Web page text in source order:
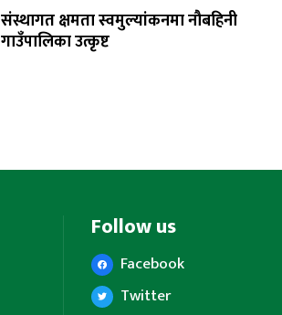
संस्थागत क्षमता स्वमुल्यांकनमा नौबहिनी
गाउँपालिका उत्कृष्ट
Follow us
Facebook
Twitter